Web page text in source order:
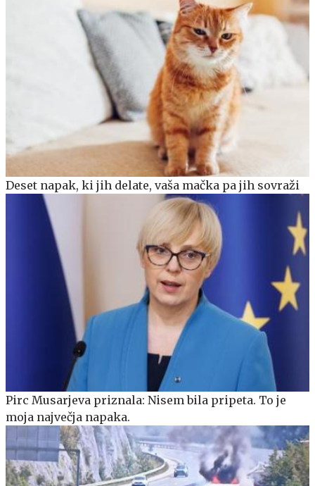
Deset napak, ki jih delate, vaša mačka pa jih sovraži
Pirc Musarjeva priznala: Nisem bila pripeta. To je
moja največja napaka.